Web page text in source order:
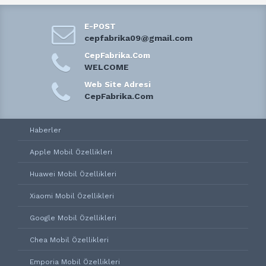
E-POST
cepfabrika09@gmail.com
CepFabrika.Com
WELCOME
Web Site Adresi
CepFabrika.Com
Haberler
Apple Mobil Özellikleri
Huawei Mobil Özellikleri
Xiaomi Mobil Özellikleri
Google Mobil Özellikleri
Chea Mobil Özellikleri
Emporia Mobil Özellikleri